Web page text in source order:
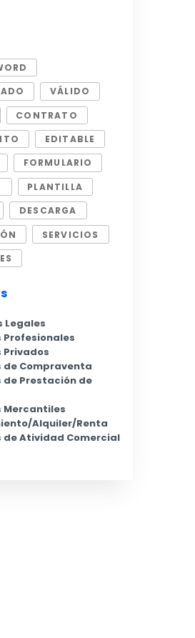
VÁLIDO
CONTRATO
EDITABLE
FORMULARIO
PLANTILLA
DESCARGA
SERVICIOS
Legales
de Compraventa
Prestación de
Mercantiles
Alquiler/Renta
de Atividad Comercial